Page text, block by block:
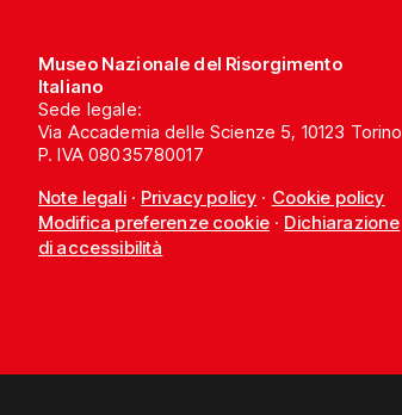
Museo Nazionale del Risorgimento
Italiano
Sede legale:
Via Accademia delle Scienze 5, 10123 Torino
P. IVA 08035780017
Note legali· Privacy policy · Cookie policy
Modifica preferenze cookie· Dichiarazione
di accessibilità